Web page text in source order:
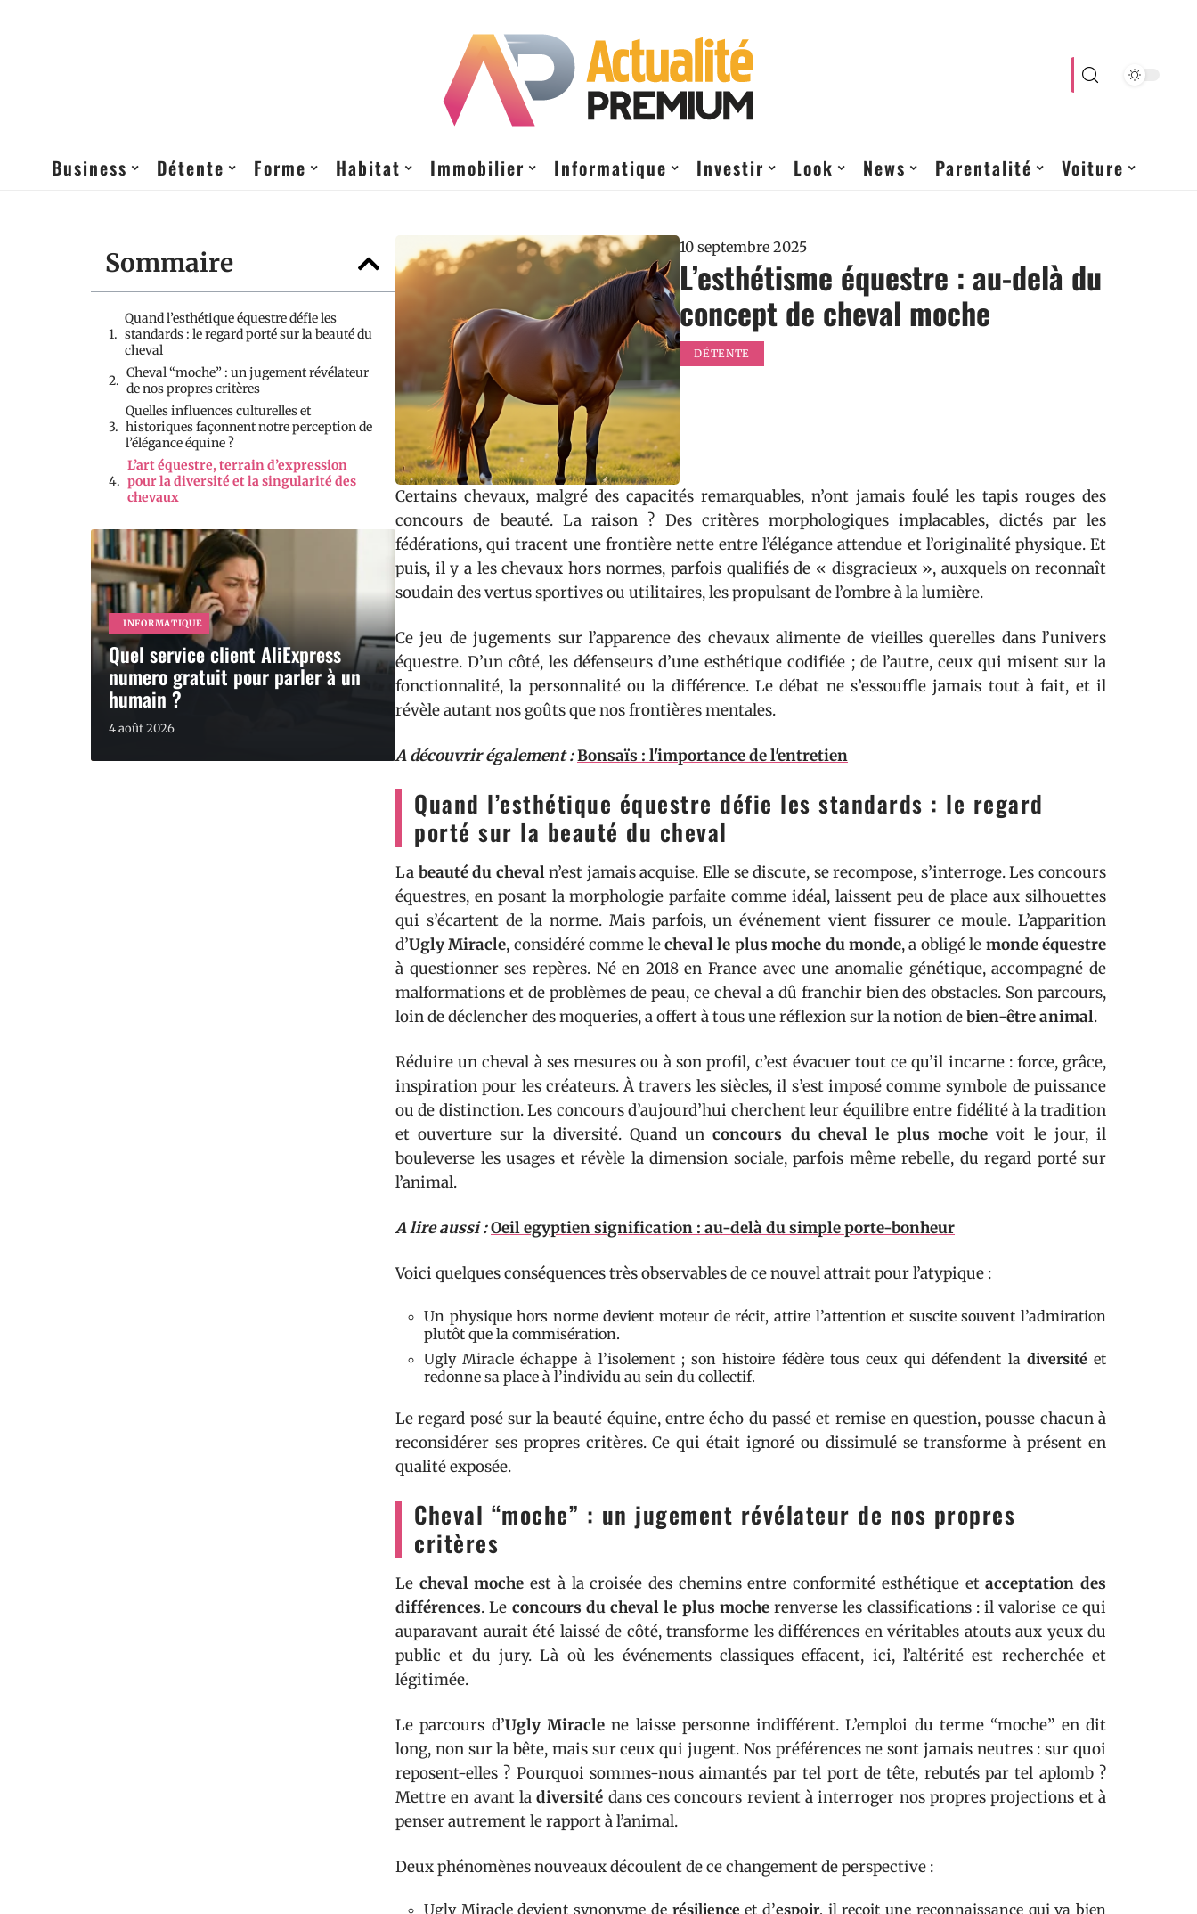
Business Détente Forme Habitat Immobilier Informatique Investir Look News Parentalité Voiture
Sommaire
Quand l’esthétique équestre défie les
standards : le regard porté sur la beauté du
cheval
Cheval “moche” : un jugement révélateur
de nos propres critères
Quelles influences culturelles et
historiques façonnent notre perception de
l’élégance équine ?
L’art équestre, terrain d’expression
pour la diversité et la singularité des
chevaux
INFORMATIQUE
Quel service client AliExpress
numero gratuit pour parler à un
humain ?
4 août 2026
10 septembre 2025
L’esthétisme équestre : au-delà du
concept de cheval moche
DÉTENTE
Certains chevaux, malgré des capacités remarquables, n’ont jamais foulé les tapis rouges des
concours de beauté. La raison ? Des critères morphologiques implacables, dictés par les
fédérations, qui tracent une frontière nette entre l’élégance attendue et l’originalité physique. Et
puis, il y a les chevaux hors normes, parfois qualifiés de « disgracieux », auxquels on reconnaît
soudain des vertus sportives ou utilitaires, les propulsant de l’ombre à la lumière.
Ce jeu de jugements sur l’apparence des chevaux alimente de vieilles querelles dans l’univers
équestre. D’un côté, les défenseurs d’une esthétique codifiée ; de l’autre, ceux qui misent sur la
fonctionnalité, la personnalité ou la différence. Le débat ne s’essouffle jamais tout à fait, et il
révèle autant nos goûts que nos frontières mentales.
A découvrir également :Bonsaïs : l'importance de l'entretien
Quand l’esthétique équestre défie les standards : le regard
porté sur la beauté du cheval
La beauté du chevaln’est jamais acquise. Elle se discute, se recompose, s’interroge. Les concours
équestres, en posant la morphologie parfaite comme idéal, laissent peu de place aux silhouettes
qui s’écartent de la norme. Mais parfois, un événement vient fissurer ce moule. L’apparition
d’Ugly Miracle, considéré comme lecheval le plus moche du monde, a obligé le monde équestre
à questionner ses repères. Né en 2018 en France avec une anomalie génétique, accompagné de
malformations et de problèmes de peau, ce cheval a dû franchir bien des obstacles. Son parcours,
loin de déclencher des moqueries, a offert à tous une réflexion sur la notion debien-être animal.
Réduire un cheval à ses mesures ou à son profil, c’est évacuer tout ce qu’il incarne : force, grâce,
inspiration pour les créateurs. À travers les siècles, il s’est imposé comme symbole de puissance
ou de distinction. Les concours d’aujourd’hui cherchent leur équilibre entre fidélité à la tradition
et ouverture sur la diversité. Quand unconcours du cheval le plus moche voit le jour, il
bouleverse les usages et révèle la dimension sociale, parfois même rebelle, du regard porté sur
l’animal.
A lire aussi :Oeil egyptien signification : au-delà du simple porte-bonheur
Voici quelques conséquences très observables de ce nouvel attrait pour l’atypique :
Un physique hors norme devient moteur de récit, attire l’attention et suscite souvent l’admiration
plutôt que la commisération.
Ugly Miracle échappe à l’isolement ; son histoire fédère tous ceux qui défendent la diversitéet
redonne sa place à l’individu au sein du collectif.
Le regard posé sur la beauté équine, entre écho du passé et remise en question, pousse chacun à
reconsidérer ses propres critères. Ce qui était ignoré ou dissimulé se transforme à présent en
qualité exposée.
Cheval “moche” : un jugement révélateur de nos propres
critères
Le cheval moche est à la croisée des chemins entre conformité esthétique etacceptation des
différences. Le concours du cheval le plus mocherenverse les classifications : il valorise ce qui
auparavant aurait été laissé de côté, transforme les différences en véritables atouts aux yeux du
public et du jury. Là où les événements classiques effacent, ici, l’altérité est recherchée et
légitimée.
Le parcours d’Ugly Miraclene laisse personne indifférent. L’emploi du terme “moche” en dit
long, non sur la bête, mais sur ceux qui jugent. Nos préférences ne sont jamais neutres : sur quoi
reposent-elles ? Pourquoi sommes-nous aimantés par tel port de tête, rebutés par tel aplomb ?
Mettre en avant ladiversité dans ces concours revient à interroger nos propres projections et à
penser autrement le rapport à l’animal.
Deux phénomènes nouveaux découlent de ce changement de perspective :
Ugly Miracle devient synonyme de résilienceet d’espoir, il reçoit une reconnaissance qui va bien